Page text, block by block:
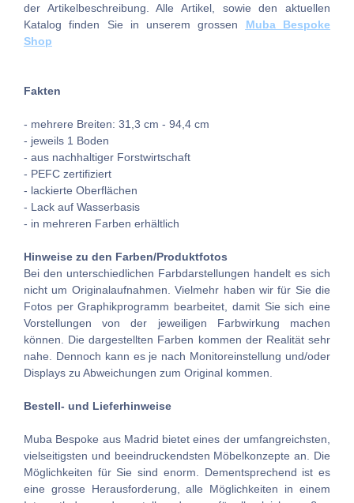
der Artikelbeschreibung. Alle Artikel, sowie den aktuellen
Katalog finden Sie in unserem grossen Muba Bespoke
Shop
Fakten
- mehrere Breiten: 31,3 cm - 94,4 cm
- jeweils 1 Boden
- aus nachhaltiger Forstwirtschaft
- PEFC zertifiziert
- lackierte Oberflächen
- Lack auf Wasserbasis
- in mehreren Farben erhältlich
Hinweise zu den Farben/Produktfotos
Bei den unterschiedlichen Farbdarstellungen handelt es sich
nicht um Originalaufnahmen. Vielmehr haben wir für Sie die
Fotos per Graphikprogramm bearbeitet, damit Sie sich eine
Vorstellungen von der jeweiligen Farbwirkung machen
können. Die dargestellten Farben kommen der Realität sehr
nahe. Dennoch kann es je nach Monitoreinstellung und/oder
Displays zu Abweichungen zum Original kommen.
Bestell- und Lieferhinweise
Muba Bespoke aus Madrid bietet eines der umfangreichsten,
vielseitigsten und beeindruckendsten Möbelkonzepte an. Die
Möglichkeiten für Sie sind enorm. Dementsprechend ist es
eine grosse Herausforderung, alle Möglichkeiten in einem